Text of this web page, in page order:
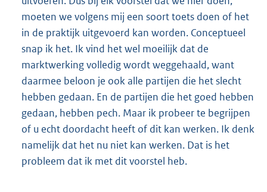
moeten we volgens mij een soort toets doen of het
in de praktijk uitgevoerd kan worden. Conceptueel
snap ik het. Ik vind het wel moeilijk dat de
marktwerking volledig wordt weggehaald, want
daarmee beloon je ook alle partijen die het slecht
hebben gedaan. En de partijen die het goed hebben
gedaan, hebben pech. Maar ik probeer te begrijpen
of u echt doordacht heeft of dit kan werken. Ik denk
namelijk dat het nu niet kan werken. Dat is het
probleem dat ik met dit voorstel heb.